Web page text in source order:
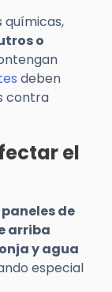
químicas,
o
deben
contra
el
de
arriba
y agua
especial